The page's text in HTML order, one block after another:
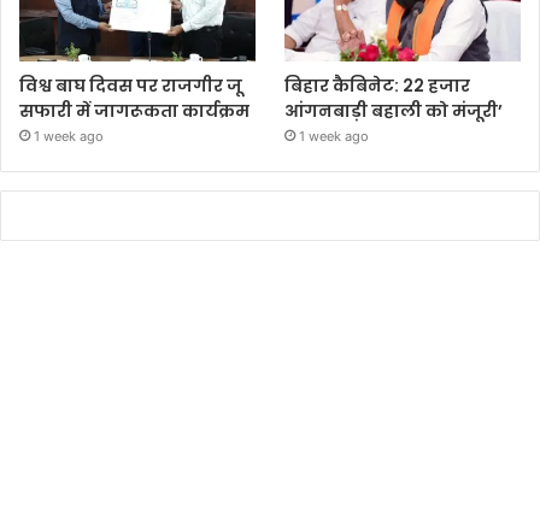
विश्व बाघ दिवस पर राजगीर जू
सफारी में जागरूकता कार्यक्रम
1 week ago
बिहार कैबिनेट: 22 हजार
आंगनबाड़ी बहाली को मंजूरी’
1 week ago